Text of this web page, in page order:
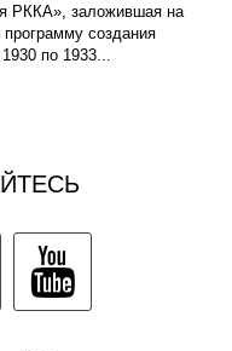
РККА», заложившая на
создания
по 1933...